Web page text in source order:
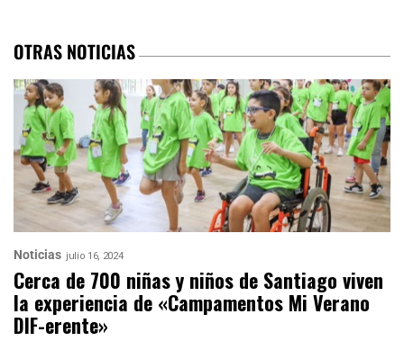
OTRAS NOTICIAS
Noticias julio 16, 2024
Cerca de 700 niñas y niños de Santiago viven
la experiencia de «Campamentos Mi Verano
DIF-erente»